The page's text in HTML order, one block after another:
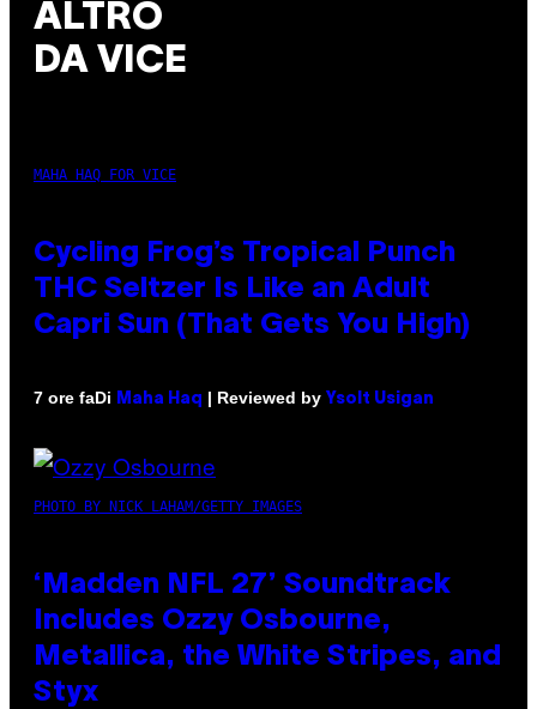
ALTRO
DA VICE
MAHA HAQ FOR VICE
Cycling Frog’s Tropical Punch
THC Seltzer Is Like an Adult
Capri Sun (That Gets You High)
7 ore faDi Maha Haq | Reviewed by Ysolt Usigan
PHOTO BY NICK LAHAM/GETTY IMAGES
‘Madden NFL 27’ Soundtrack
Includes Ozzy Osbourne,
Metallica, the White Stripes, and
Styx